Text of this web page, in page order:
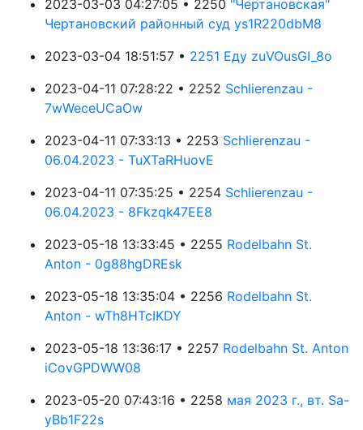
2023-03-03 04:27:05 • 2250 "Чертановская"
Чертановский районный суд ys1R220dbM8
2023-03-04 18:51:57 • 2251 Еду zuVOusGI_8o
2023-04-11 07:28:22 • 2252 Schlierenzau -
7wWeceUCaOw
2023-04-11 07:33:13 • 2253 Schlierenzau -
06.04.2023 - TuXTaRHuovE
2023-04-11 07:35:25 • 2254 Schlierenzau -
06.04.2023 - 8Fkzqk47EE8
2023-05-18 13:33:45 • 2255 Rodelbahn St.
Anton - 0g88hgDREsk
2023-05-18 13:35:04 • 2256 Rodelbahn St.
Anton - wTh8HTcIKDY
2023-05-18 13:36:17 • 2257 Rodelbahn St. Anton
iCovGPDWW08
2023-05-20 07:43:16 • 2258 мая 2023 г., вт. Sa-
yBb1F22s